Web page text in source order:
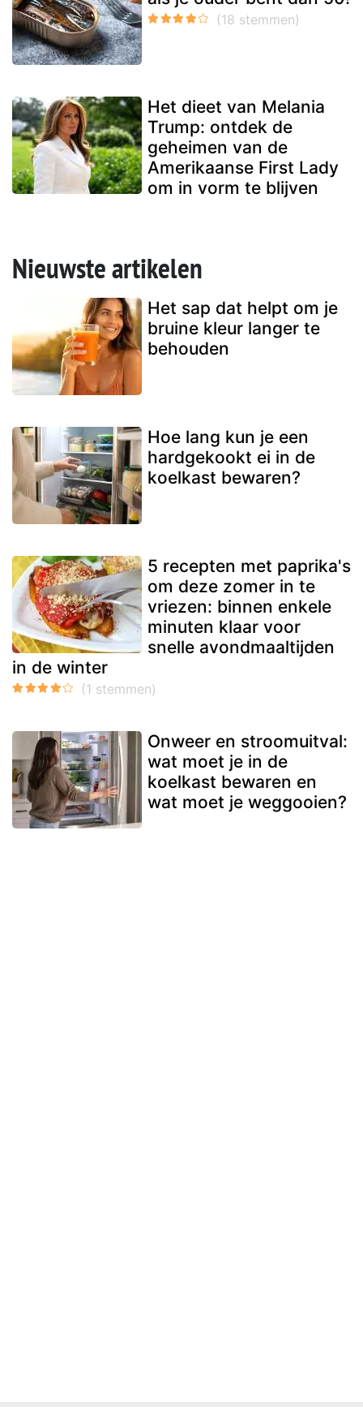
Het dieet van Melania
Trump: ontdek de
geheimen van de
Amerikaanse First Lady
om in vorm te blijven
Nieuwste artikelen
Het sap dat helpt om je
bruine kleur langer te
behouden
Hoe lang kun je een
hardgekookt ei in de
koelkast bewaren?
5 recepten met paprika's
om deze zomer in te
vriezen: binnen enkele
minuten klaar voor
snelle avondmaaltijden
in de winter
Onweer en stroomuitval:
wat moet je in de
koelkast bewaren en
wat moet je weggooien?